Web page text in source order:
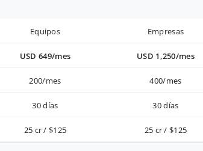
Equipos Empresas
USD 649/mes USD 1,250/mes
200/mes 400/mes
30 días 30 días
25 cr / $125 25 cr / $125